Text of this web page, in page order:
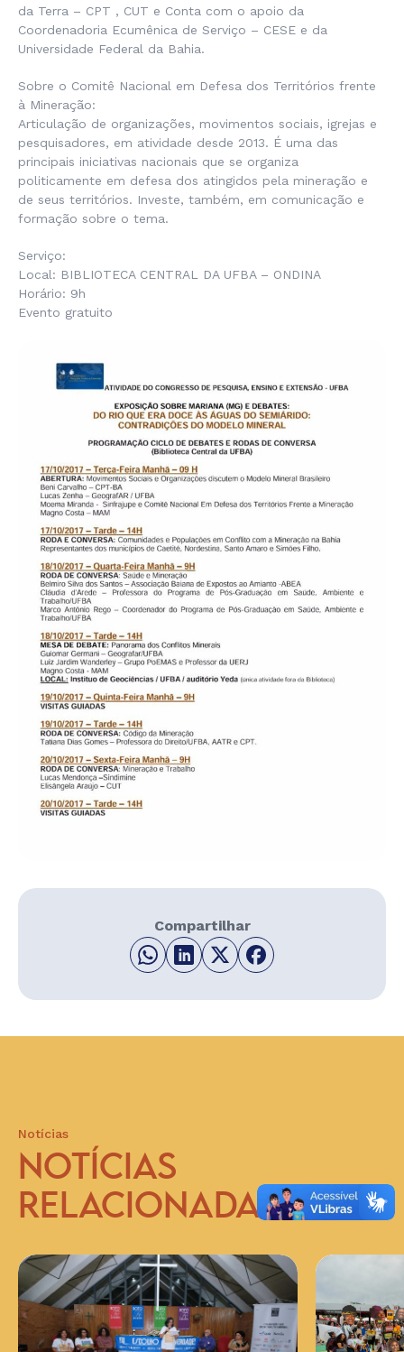
da Terra – CPT , CUT e Conta com o apoio da
Coordenadoria Ecumênica de Serviço – CESE e da
Universidade Federal da Bahia.
Sobre o Comitê Nacional em Defesa dos Territórios frente
à Mineração:
Articulação de organizações, movimentos sociais, igrejas e
pesquisadores, em atividade desde 2013. É uma das
principais iniciativas nacionais que se organiza
politicamente em defesa dos atingidos pela mineração e
de seus territórios. Investe, também, em comunicação e
formação sobre o tema.
Serviço:
Local: BIBLIOTECA CENTRAL DA UFBA – ONDINA
Horário: 9h
Evento gratuito
Compartilhar
Notícias
NOTÍCIAS
RELACIONADAS